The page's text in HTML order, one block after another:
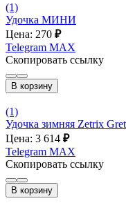
(1)
Удочка МИНИ
Цена: 270 ₽
Telegram MAX
Скопировать ссылку
В корзину
(1)
Удочка зимняя Zetrix
Цена: 3 614 ₽
Telegram MAX
Скопировать ссылку
В корзину